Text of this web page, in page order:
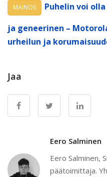
MAINOS
Puhelin voi
ja geneerinen –
urheilun ja
Jaa
Eero Salminen
Eero Salminen,
päätoimittaja.